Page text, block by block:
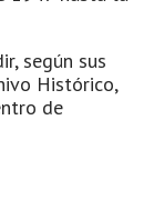
según sus
Histórico,
de